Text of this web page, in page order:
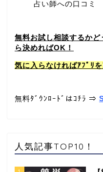
占い師への口コミ
無料お試し相談するか
ら決めればOK！
気に入らなければｱﾌﾟﾘ
無料ﾀﾞｳﾝﾛｰﾄﾞはｺﾁﾗ ⇒
人気記事TOP10！